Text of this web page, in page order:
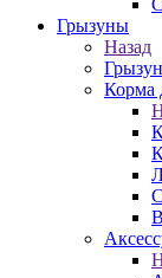
Грызуны
Назад
Корма